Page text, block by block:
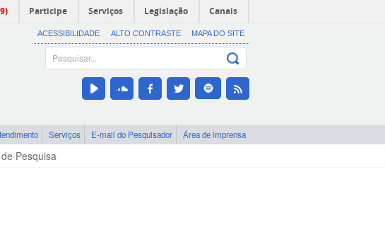
Participe Serviços Legislação Canais
ACESSIBILIDADE ALTO CONTRASTE MAPA DO SITE
Serviços E-mail do Pesquisador Área de imprensa
Pesquisa